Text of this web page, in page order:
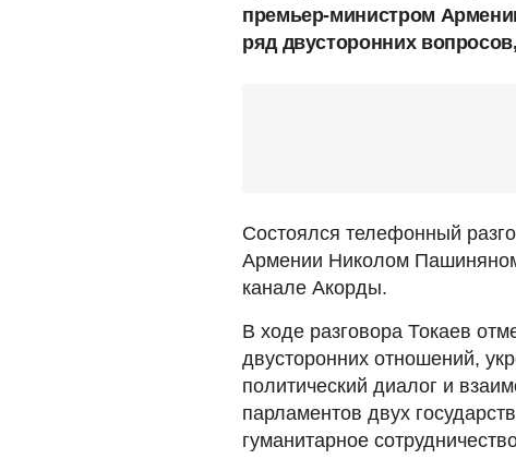
премьер-министром
ряд двусторонних
Состоялся телефонный
Армении Николом
канале Акорды.
В ходе разговора Токаев
двусторонних отношений,
политический диалог и
парламентов двух
гуманитарное